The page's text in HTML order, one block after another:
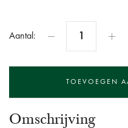
Aantal:
Omschrijving